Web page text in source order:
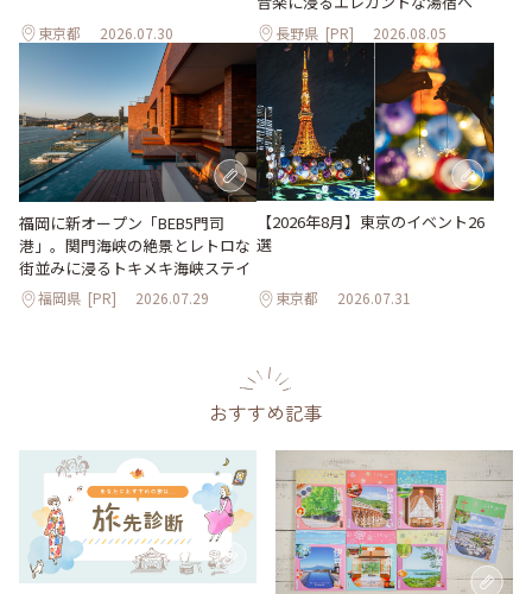
東京都 2026.07.30 長野県 [PR] 2026.08.05
福岡に新オープン「BEB5門司
港」。関門海峡の絶景とレトロな
街並みに浸るトキメキ海峡ステイ
福岡県 [PR] 2026.07.29
【2026年8月】東京のイベント26
選
東京都 2026.07.31
おすすめ記事